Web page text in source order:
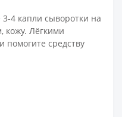
3-4 капли сыворотки на
кожу. Лёгкими
средству